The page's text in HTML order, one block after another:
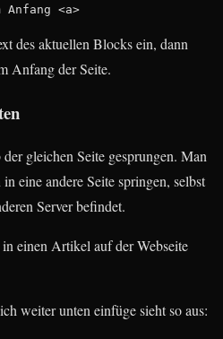
<a>
des aktuellen Blocks ein, dann
Anfang der Seite.
gleichen Seite gesprungen. Man
eine andere Seite springen, selbst
Server befindet.
einen Artikel auf der Webseite
weiter unten einfüge sieht so aus: